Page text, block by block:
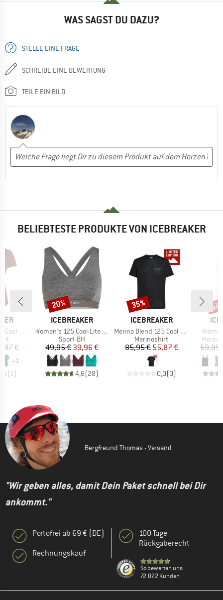
WAS SAGST DU DAZU?
STELLE EINE FRAGE
SCHREIBE EINE BEWERTUNG
TEILE EIN BILD
BELIEBTESTE PRODUKTE VON ICEBREAKER
S/S Scoop
Preis
€
+1
(5)
MARKE
ICEBREAKER
Artikel
Women's 125 Cool-Lite Sprite Racerback Bra
Produktgruppe
Sport-BH
Preis
49,95 €reduzierter Preis
39,96 €
4,6(28)
Rabatt
20%
MARKE
ICEBREAKER
Artikel
Merino Blend 125 Cool-Lite Sphere S/S Exclusive
Produktgruppe
Merinoshirt
Preis
85,95 €reduzierter Preis
55,87 €
0,0(0)
Rabatt
35%
Artikel
59,95
Bergfreund Thomas - Versand
"Wir geben alles, damit Dein Paket schnell bei Dir
ankommt."
Portofrei ab 69 € (DE)
Rechnungskauf
100 Tage
Rückgaberecht
So bewerten uns
72.022 Kunden